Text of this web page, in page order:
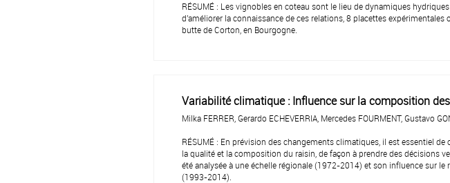
RÉSUMÉ : Les vignobles en coteau sont le lieu de dynamiques
d'améliorer la connaissance de ces relations, 8 placettes
butte de Corton, en Bourgogne.
Variabilité climatique : Influence sur la composition
Milka FERRER, Gerardo ECHEVERRIA, Mercedes FOURMENT, Gustavo
RÉSUMÉ : En prévision des changements climatiques, il est essentiel
la qualité et la composition du raisin, de façon à prendre des décisions
été analysée à une échelle régionale (1972-2014) et son influence sur
(1993-2014).